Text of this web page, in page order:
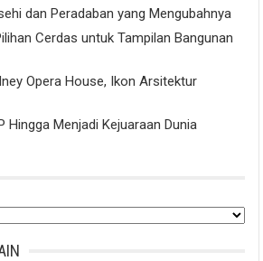
dan Peradaban yang Mengubahnya
Cerdas untuk Tampilan Bangunan
Opera House, Ikon Arsitektur
Hingga Menjadi Kejuaraan Dunia